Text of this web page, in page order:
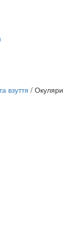
взуття / Окуляри